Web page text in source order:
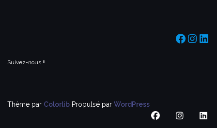
Suivez-nous !!
Thème par Colorlib Propulsé par WordPress